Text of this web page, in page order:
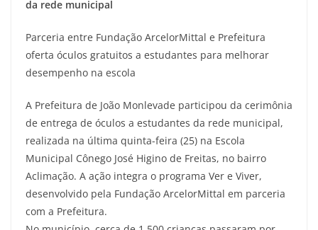
da rede municipal
Parceria entre Fundação ArcelorMittal e Prefeitura
oferta óculos gratuitos a estudantes para melhorar
desempenho na escola
A Prefeitura de João Monlevade participou da cerimônia
de entrega de óculos a estudantes da rede municipal,
realizada na última quinta-feira (25) na Escola
Municipal Cônego José Higino de Freitas, no bairro
Aclimação. A ação integra o programa Ver e Viver,
desenvolvido pela Fundação ArcelorMittal em parceria
com a Prefeitura.